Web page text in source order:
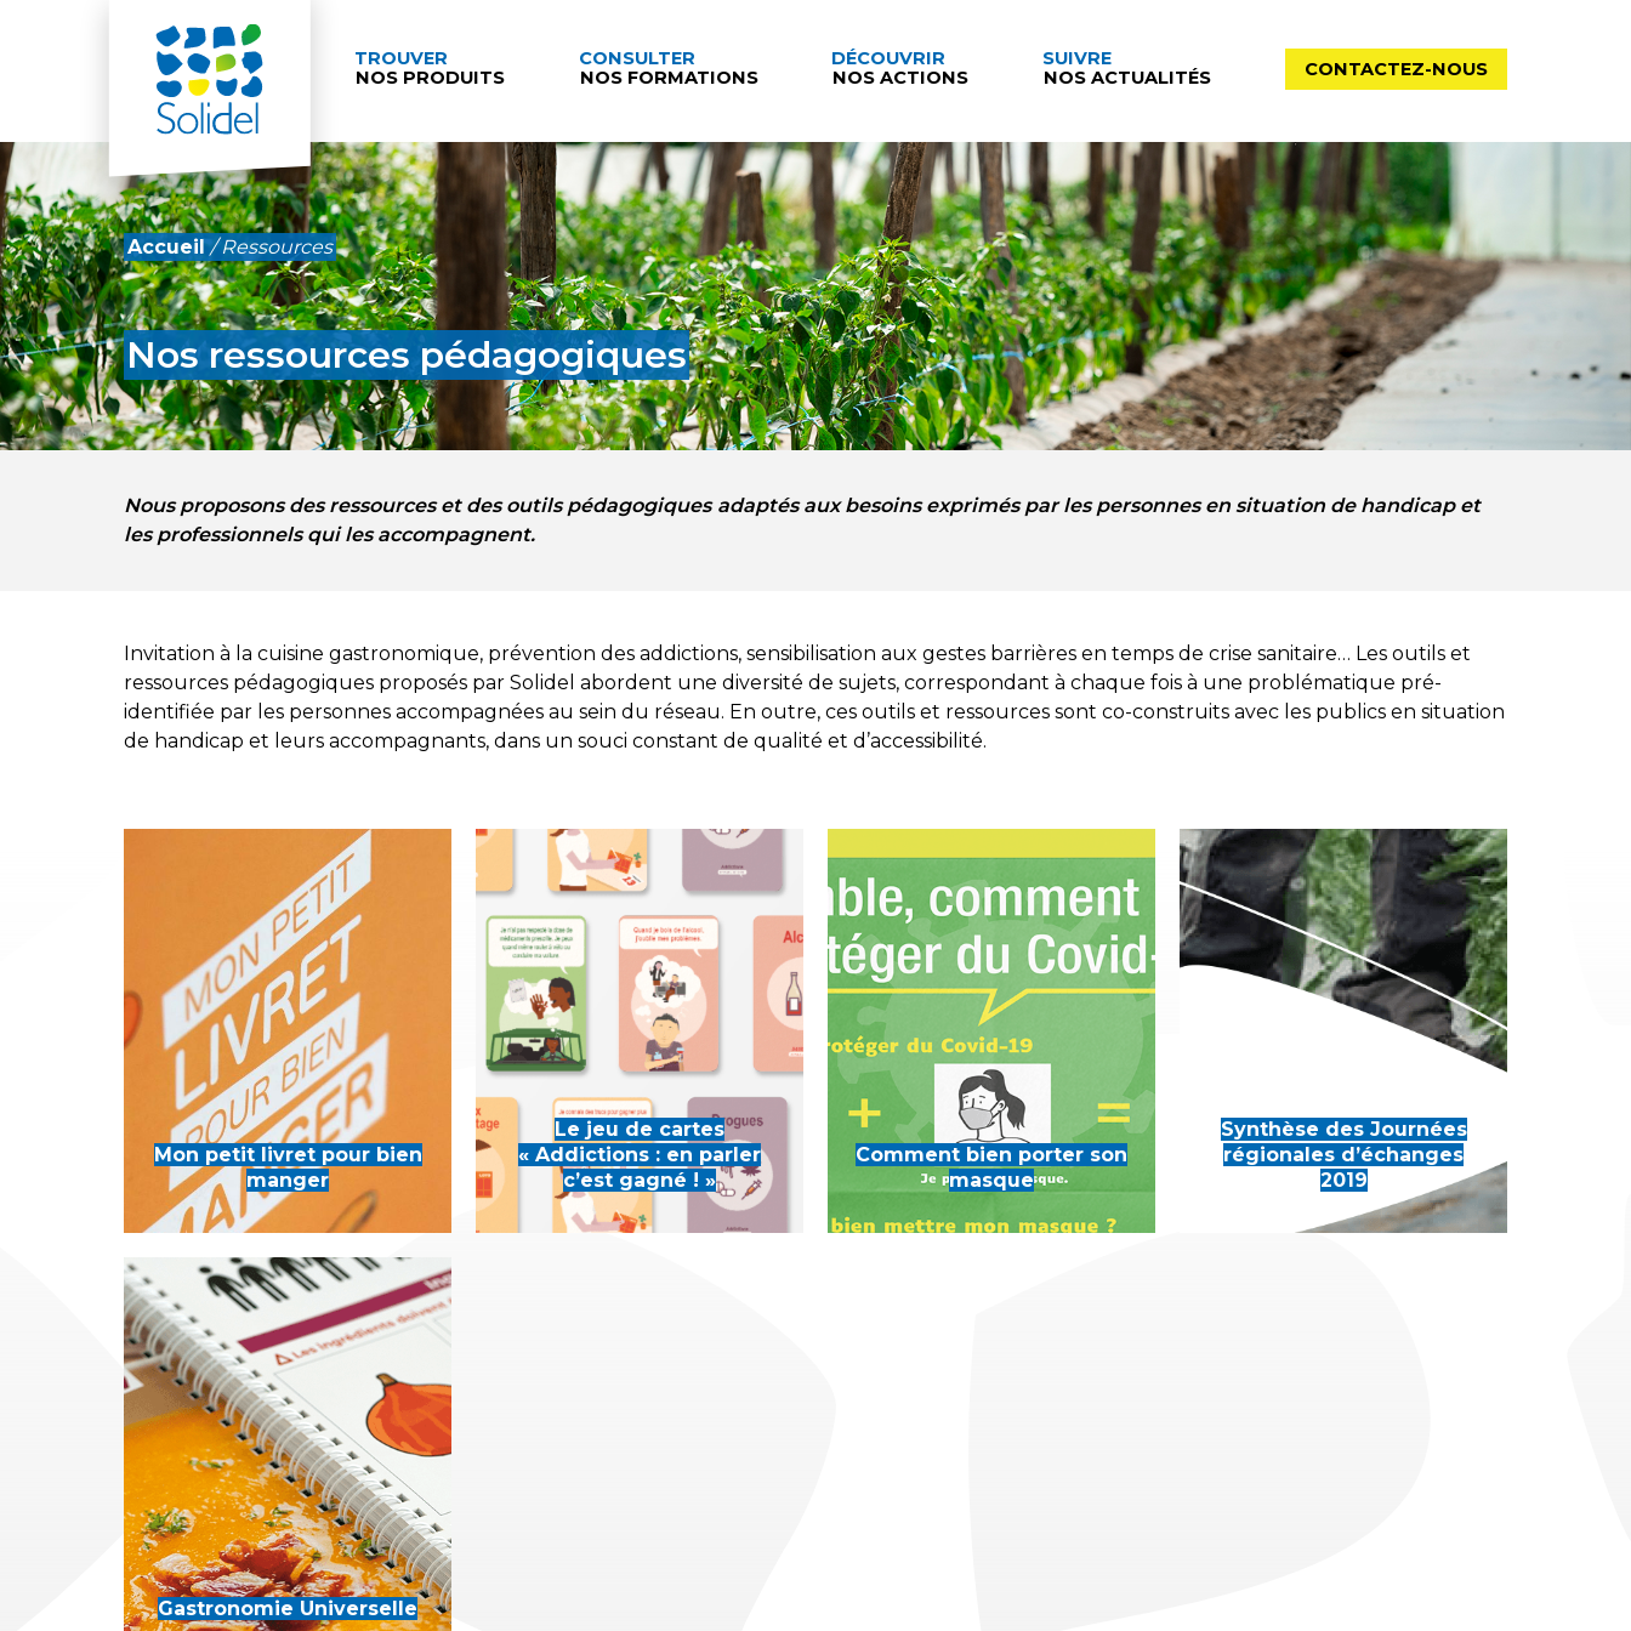
TROUVER
NOS PRODUITS
CONSULTER
NOS FORMATIONS
DÉCOUVRIR
NOS ACTIONS
SUIVRE
NOS ACTUALITÉS
CONTACTEZ-NOUS
Accueil /Ressources
Nos ressources pédagogiques
Nous proposons des ressources et des outils pédagogiques adaptés aux besoins exprimés par les personnes en situation de handicap et
les professionnels qui les accompagnent.
Invitation à la cuisine gastronomique, prévention des addictions, sensibilisation aux gestes barrières en temps de crise sanitaire… Les outils et
ressources pédagogiques proposés par Solidel abordent une diversité de sujets, correspondant à chaque fois à une problématique pré-
identifiée par les personnes accompagnées au sein du réseau. En outre, ces outils et ressources sont co-construits avec les publics en situation
de handicap et leurs accompagnants, dans un souci constant de qualité et d’accessibilité.
Mon petit livret pour bien
manger
Le jeu de cartes
« Addictions : en parler
c’est gagné ! »
Comment bien porter son
masque
Synthèse des Journées
régionales d’échanges
2019
Gastronomie Universelle